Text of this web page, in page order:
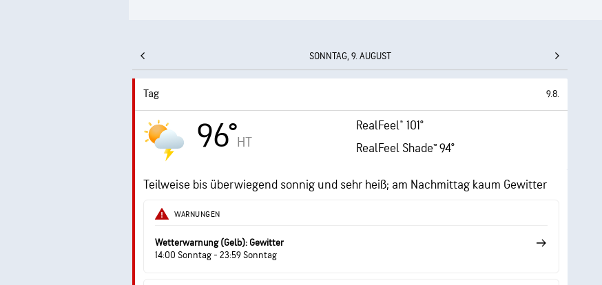
SONNTAG, 9. AUGUST
Tag 9.8.
96°HT
RealFeel® 101°
RealFeel Shade™ 94°
Teilweise bis überwiegend sonnig und sehr heiß; am Nachmittag kaum Gewitter
WARNUNGEN
Wetterwarnung (Gelb): Gewitter
14:00 Sonntag - 23:59 Sonntag